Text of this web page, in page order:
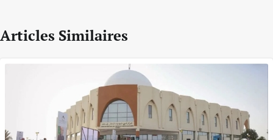
Articles Similaires